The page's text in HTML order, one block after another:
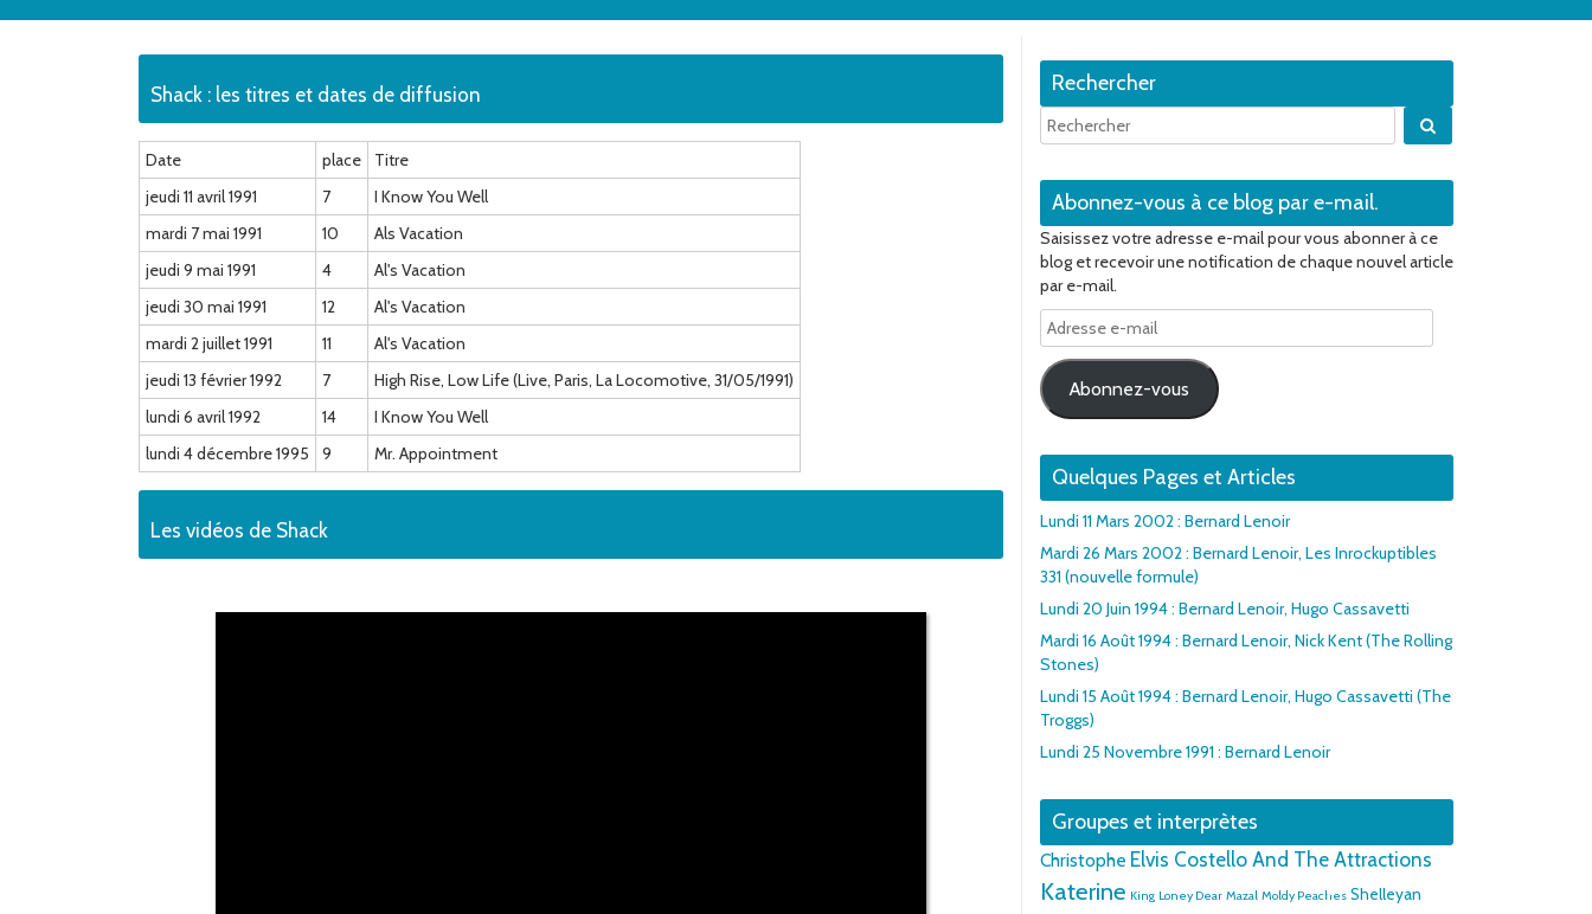
Shack : les titres et dates de diffusion
Date place
Titre
jeudi 11 avril 1991
7
I Know You Well
mardi 7 mai 1991
10
Als Vacation
jeudi 9 mai 1991
4
Al's Vacation
jeudi 30 mai 1991
12
Al's Vacation
mardi 2 juillet 1991
11
Al's Vacation
jeudi 13 février 1992
7
High Rise, Low Life (Live, Paris, La Locomotive, 31/05/1991)
lundi 6 avril 1992
14
I Know You Well
lundi 4 décembre 1995
9 Mr. Appointment
Les vidéos de Shack
Rechercher
Abonnez-vous à ce blog par e-mail.
Saisissez votre adresse e-mail pour vous abonner à ce
blog et recevoir une notification de chaque nouvel article
par e-mail.
Adresse
e-
mail
Abonnez-vous
Quelques Pages et Articles
Lundi 11 Mars 2002 : Bernard Lenoir
Mardi 26 Mars 2002 : Bernard Lenoir, Les Inrockuptibles
331 (nouvelle formule)
Lundi 20 Juin 1994 : Bernard Lenoir, Hugo Cassavetti
Mardi 16 Août 1994 : Bernard Lenoir, Nick Kent (The Rolling
Stones)
Lundi 15 Août 1994 : Bernard Lenoir, Hugo Cassavetti (The
Troggs)
Lundi 25 Novembre 1991 : Bernard Lenoir
Groupes et interprètes
Christophe Elvis Costello And The Attractions
Katerine King Loney Dear Mazal Moldy Peaches Shelleyan